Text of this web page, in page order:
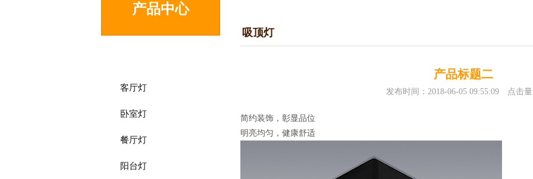
产品中心
客厅灯
卧室灯
餐厅灯
阳台灯
吸顶灯
产品标题二
发布时间：2018-06-05 09:55:09 点击
简约装饰，彰显品位
明亮均匀，健康舒适